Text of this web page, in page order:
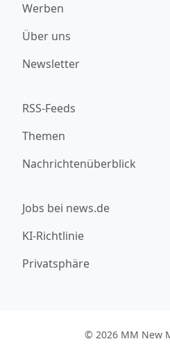
Werben
Über uns
Newsletter
RSS-Feeds
Themen
Nachrichtenüberblick
Jobs bei news.de
KI-Richtlinie
Privatsphäre
© 2026 MM New